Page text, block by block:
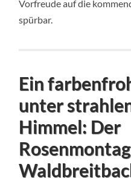
Vorfreude auf die
spürbar.
Ein
unter
Himmel: Der